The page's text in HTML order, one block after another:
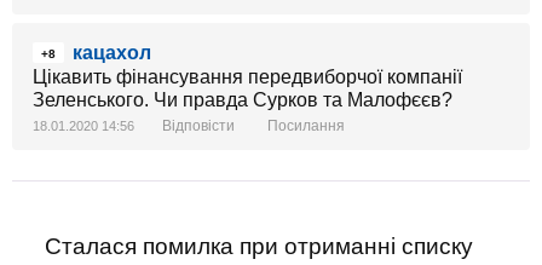
+8
кацахол
Цікавить фінансування передвиборчої компанії
Зеленського. Чи правда Сурков та Малофєєв?
18.01.2020 14:56 Відповісти Посилання
Сталася помилка при отриманні списку